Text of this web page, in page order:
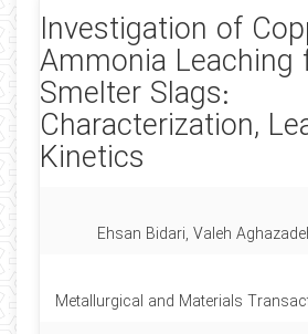
Investigation of
Ammonia Leaching
Smelter Slags: ‎
Characterization,
Kinetics
Ehsan Bidari, Valeh
Metallurgical and Materials